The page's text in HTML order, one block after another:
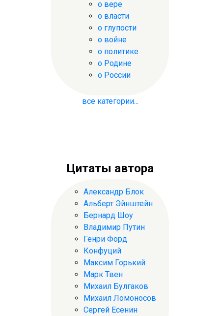
о вере
о власти
о глупости
о войне
о политике
о Родине
о России
все категории...
Цитаты автора
Александр Блок
Альберт Эйнштейн
Бернард Шоу
Владимир Путин
Генри Форд
Конфуций
Максим Горький
Марк Твен
Михаил Булгаков
Михаил Ломоносов
Сергей Есенин